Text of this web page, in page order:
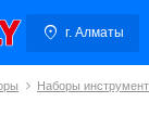
г. Алматы
Наборы